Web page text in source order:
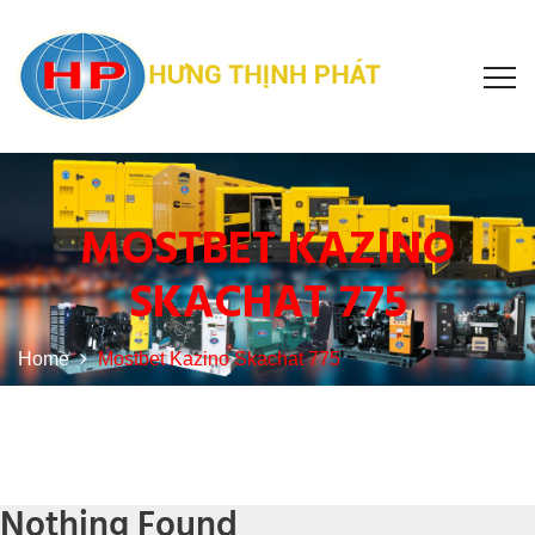
MOSTBET KAZINO
SKACHAT 775
Home Mostbet Kazino Skachat 775